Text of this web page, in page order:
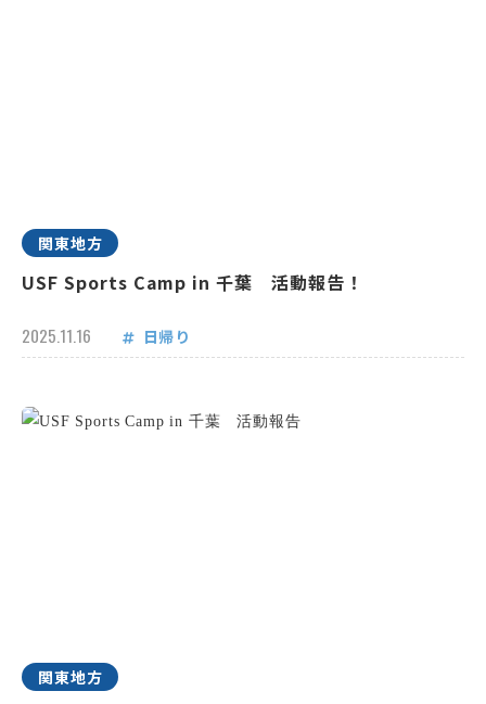
関東地方
USF Sports Camp in 千葉 活動報告！
2025.11.16 日帰り
関東地方